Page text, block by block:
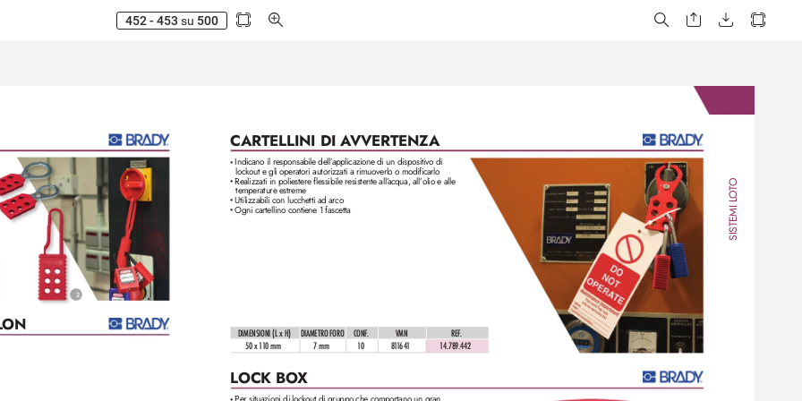
452 - 453 su 500
ON
2
LOCK BOX
CARTELLINI DI AVVERTENZA
SISTEMI L
O
T
O
DIMENSIONI (L x H) DIAMETRO FORO CONF. VMN REF.
50 x 110 mm 7 mm 10 811641 14.789.442
• Indicano il responsabile dell’applicazione di un dispositivo di
lockout e gli operatori autorizzati a rimuoverlo o modificarlo
• Realizzati in poliestere flessibile resistente all’acqua, all’olio e alle
temperature estreme
• Utilizzabili con lucchetti ad arco
• Ogni cartellino contiene 1 fascetta